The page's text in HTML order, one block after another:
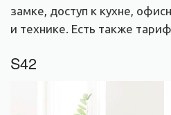
замке, доступ к кухне,
и технике. Есть также
S42